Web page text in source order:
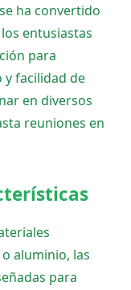
ha convertido
entusiastas
para
y facilidad de
en diversos
reuniones en
aluminio, las
para